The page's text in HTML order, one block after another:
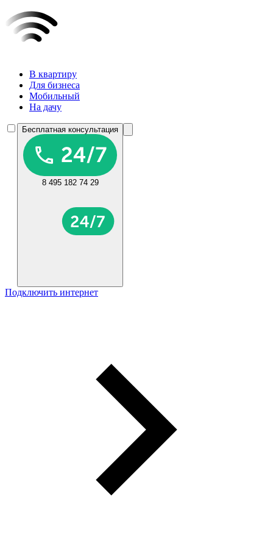
В квартиру
Для бизнеса
Мобильный
На дачу
Бесплатная консультация
8 495 182 74 29
Подключить интернет